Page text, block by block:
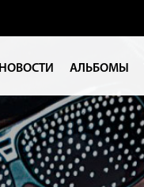
НОВОСТИ АЛЬБОМЫ